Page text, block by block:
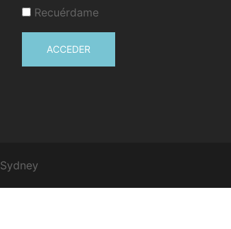
Recuérdame
ACCEDER
Sydney